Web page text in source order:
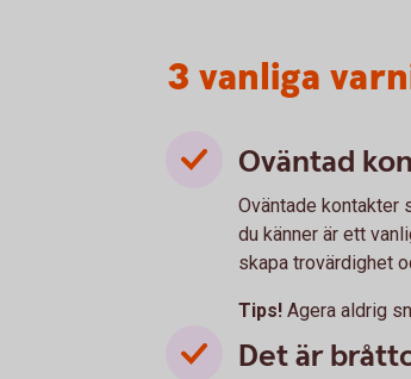
3 vanliga
Oväntad
Oväntade kontakter
du känner är ett
skapa trovärdighet
Tips! Agera aldrig
Det är